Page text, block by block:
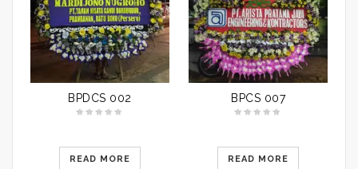
BPDCS 002
READ MORE
BPCS 007
READ MORE